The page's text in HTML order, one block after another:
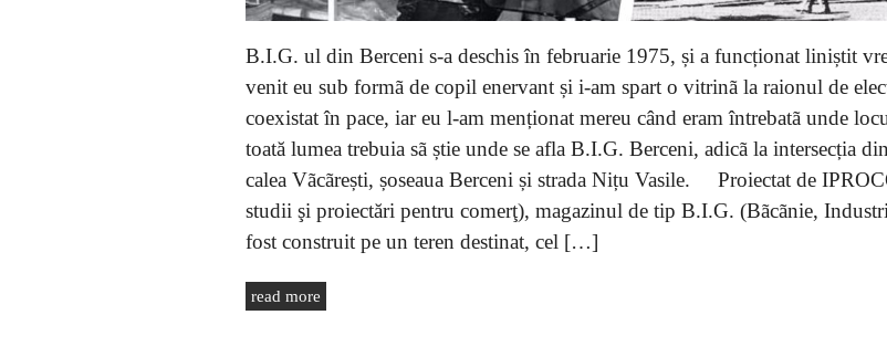
B.I.G. ul din Berceni s-a deschis în februarie 1975, și a funcționat liniștit
venit eu sub formã de copil enervant și i-am spart o vitrinã la raionul de
coexistat în pace, iar eu l-am menționat mereu când eram întrebatã unde
toată lumea trebuia sã știe unde se afla B.I.G. Berceni, adicã la intersecția
calea Vãcãrești, șoseaua Berceni și strada Nițu Vasile. Proiectat de
studii şi proiectări pentru comerţ), magazinul de tip B.I.G. (Bãcãnie,
fost construit pe un teren destinat, cel […]
read more